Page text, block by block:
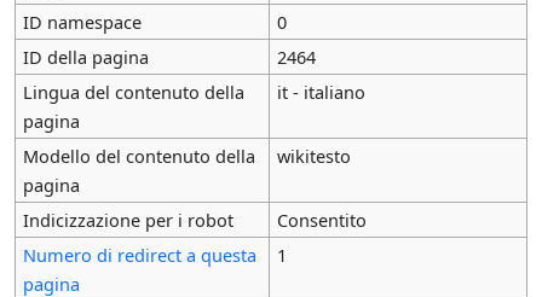
ID namespace
0
ID della pagina
2464
Lingua del contenuto della
pagina
it - italiano
Modello del contenuto della
pagina
wikitesto
Indicizzazione per i robot
Consentito
Numero di redirect a questa
pagina
1